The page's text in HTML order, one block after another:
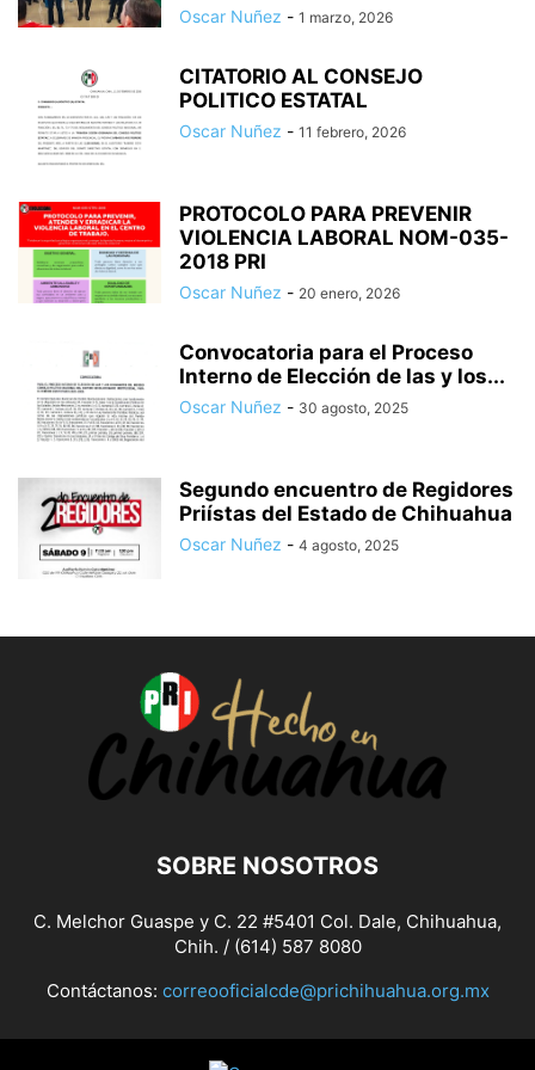
Oscar Nuñez - 1 marzo, 2026
CITATORIO AL CONSEJO
POLITICO ESTATAL
Oscar Nuñez - 11 febrero, 2026
PROTOCOLO PARA PREVENIR
VIOLENCIA LABORAL NOM-035-
2018 PRI
Oscar Nuñez - 20 enero, 2026
Convocatoria para el Proceso
Interno de Elección de las y los...
Oscar Nuñez - 30 agosto, 2025
Segundo encuentro de Regidores
Priístas del Estado de Chihuahua
Oscar Nuñez - 4 agosto, 2025
SOBRE NOSOTROS
C. Melchor Guaspe y C. 22 #5401 Col. Dale, Chihuahua,
Chih. / (614) 587 8080
Contáctanos: correooficialcde@prichihuahua.org.mx